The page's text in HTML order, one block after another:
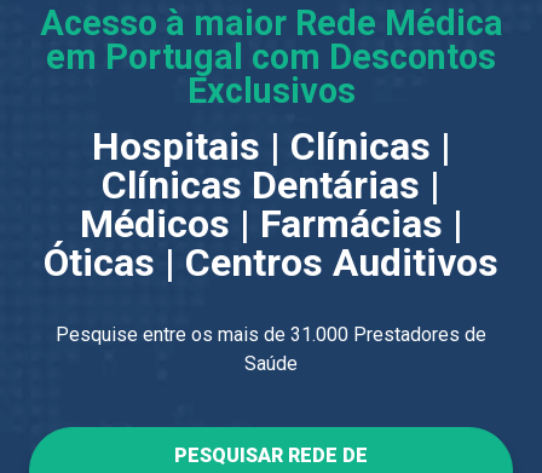
Acesso à maior Rede Médica
em Portugal com Descontos
Exclusivos
Hospitais | Clínicas |
Clínicas Dentárias |
Médicos | Farmácias |
Óticas | Centros Auditivos
Pesquise entre os mais de 31.000 Prestadores de
Saúde
PESQUISAR REDE DE